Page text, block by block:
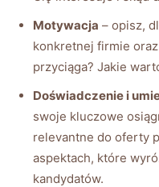
Motywacja – opisz,
konkretnej firmie
przyciąga? Jakie
Doświadczenie i
swoje kluczowe
relevantne do oferty
aspektach, które
kandydatów.